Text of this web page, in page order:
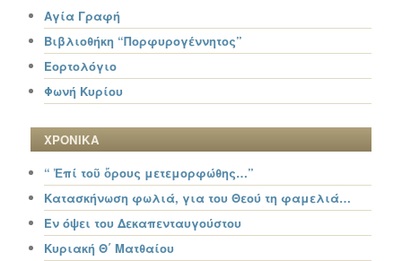
Αγία Γραφή
Βιβλιοθήκη “Πορφυρογέννητος”
Εορτολόγιο
Φωνή Κυρίου
ΧΡΟΝΙΚΑ
“ Ἐπί τοῦ ὄρους μετεμορφώθης…”
Κατασκήνωση φωλιά, για του Θεού τη φαμελιά…
Εν όψει του Δεκαπενταυγούστου
Κυριακή Θ΄ Ματθαίου